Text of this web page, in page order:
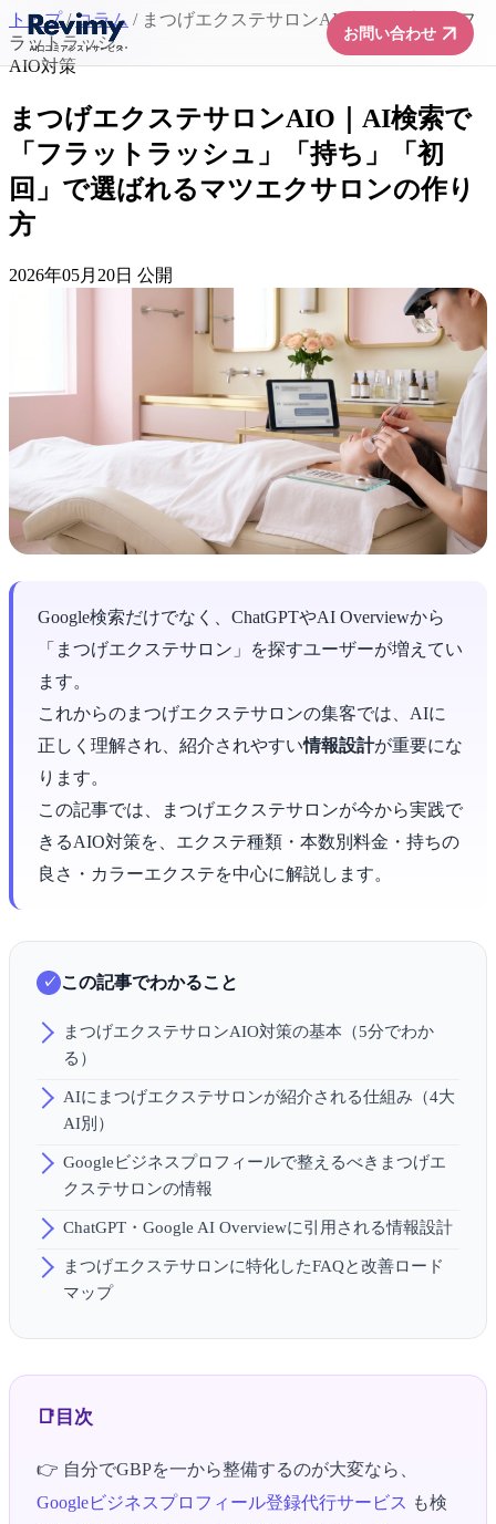
お問い合わせarrow_forward
トップ / コラム / まつげエクステサロンAIO｜AI検索で「フ
ラットラッシ...
AIO対策
まつげエクステサロンAIO｜AI検索で
「フラットラッシュ」「持ち」「初
回」で選ばれるマツエクサロンの作り
方
2026年05月20日 公開
Google検索だけでなく、ChatGPTやAI Overviewから
「まつげエクステサロン」を探すユーザーが増えてい
ます。
これからのまつげエクステサロンの集客では、AIに
正しく理解され、紹介されやすい情報設計が重要にな
ります。
この記事では、まつげエクステサロンが今から実践で
きるAIO対策を、エクステ種類・本数別料金・持ちの
良さ・カラーエクステを中心に解説します。
この記事でわかること
まつげエクステサロンAIO対策の基本（5分でわか
る）
AIにまつげエクステサロンが紹介される仕組み（4大
AI別）
Googleビジネスプロフィールで整えるべきまつげエ
クステサロンの情報
ChatGPT・Google AI Overviewに引用される情報設計
まつげエクステサロンに特化したFAQと改善ロード
マップ
目次
👉 自分でGBPを一から整備するのが大変なら、
Googleビジネスプロフィール登録代行サービス も検